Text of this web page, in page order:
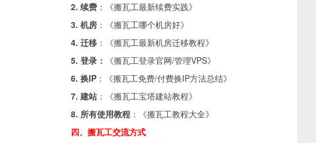
2. 续费 ：《搬瓦工最新续费实践》
3. 机房 ：《搬瓦工哪个机房好》
4. 迁移 ：《搬瓦工最新机房迁移教程》
5. 登录：
《搬瓦工登录官网/管理VPS》
6. 换IP ：《搬瓦工免费/付费换IP方法总结》
7. 建站 ：《搬瓦工宝塔建站教程》
8. 所有使用教程 ：《搬瓦工教程大全》
四、搬瓦工交流方式